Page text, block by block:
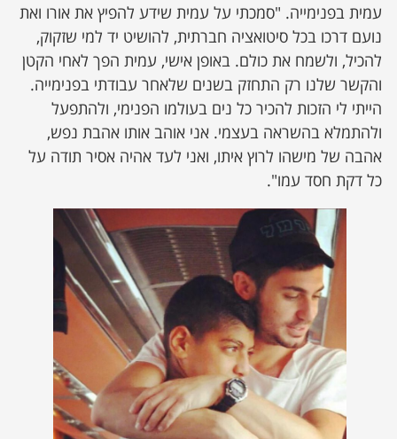
עמית בפנימייה. "סמכתי על עמית שידע להפיץ את אורו ואת
נועם דרכו בכל סיטואציה חברתית, להושיט יד למי שזקוק,
להכיל, ולשמח את כולם. באופן אישי, עמית הפך לאחי הקטן
והקשר שלנו רק התחזק בשנים שלאחר עבודתי בפנימייה.
הייתי לי הזכות להכיר כל נים בעולמו הפנימי, ולהתפעל
ולהתמלא בהשראה בעצמי. אני אוהב אותו אהבת נפש,
אהבה של מישהו לרוץ איתו, ואני לעד אהיה אסיר תודה על
כל דקת חסד עמו".